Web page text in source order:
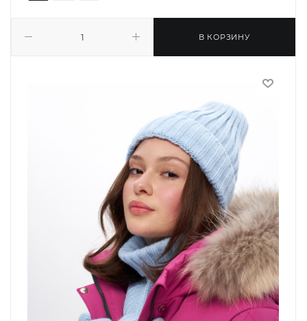
В КОРЗИНУ